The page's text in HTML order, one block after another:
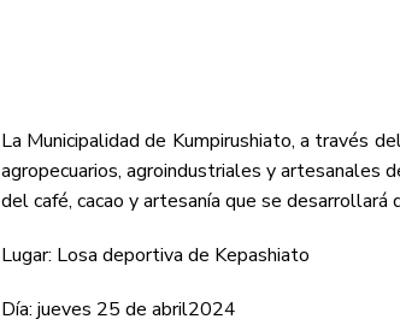
La Municipalidad de Kumpirushiato, a través
agropecuarios, agroindustriales y artesanales
del café, cacao y artesanía que se desarrollará
Lugar: Losa deportiva de Kepashiato
Día: jueves 25 de abril2024